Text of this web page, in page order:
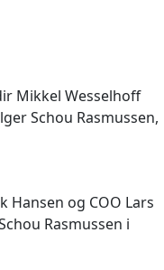
Mikkel Wesselhoff
Schou Rasmussen,
og COO Lars
Rasmussen i